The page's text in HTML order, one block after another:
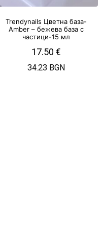
Trendynails Цветна база-
Amber – бежева база с
частици-15 мл
17.50 €
34.23 BGN